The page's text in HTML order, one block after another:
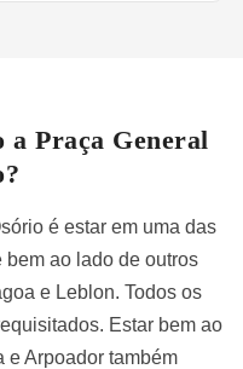
Praça General
é estar em uma das
ao lado de outros
e Leblon. Todos os
Estar bem ao
e Arpoador também